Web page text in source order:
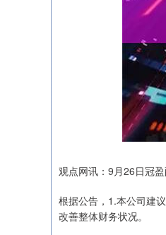
观点网讯：9月26日冠
根据公告，1.本公司建
改善整体财务状况。